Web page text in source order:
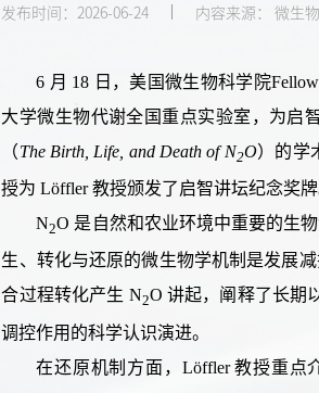
发布时间：2026-06-24 内容来源： 微生
6 月 18 日 ，美国微生物科学院Fellow
大学微生物代谢全国 重点实验室 ， 为启
（The Birth, Life, and Death of N2O） 的学
授为 Löffler教授颁发了启智讲坛纪念奖牌
N2O 是自然和农业环境中重要的生
生、转化与还原的微生物学机制 是发展
合过程转化产生 N2O 讲起，阐释了长期
调控作用的科学认识演进。
在还原机制 方面 ， Löffler教授重点